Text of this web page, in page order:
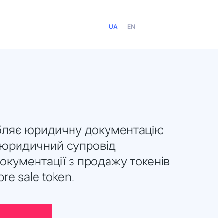
UA EN
юридичну документацію
супровід
з продажу токенів
sale token.